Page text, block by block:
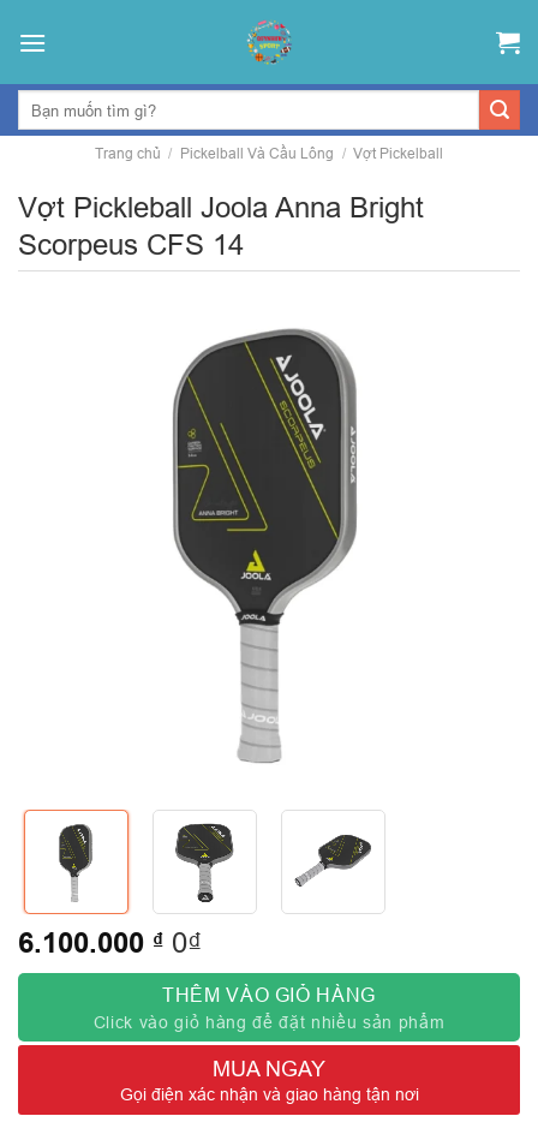
Trang chủ / Pickelball Và Cầu Lông / Vợt Pickelball
Vợt Pickleball Joola Anna Bright
Scorpeus CFS 14
6.100.000 ₫ 0₫
THÊM VÀO GIỎ HÀNG
Click vào giỏ hàng để đặt nhiều sản phẩm
MUA NGAY
Gọi điện xác nhận và giao hàng tận nơi